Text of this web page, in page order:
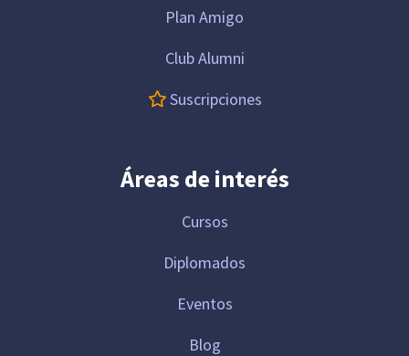
Plan Amigo
Club Alumni
Suscripciones
Áreas de interés
Cursos
Diplomados
Eventos
Blog